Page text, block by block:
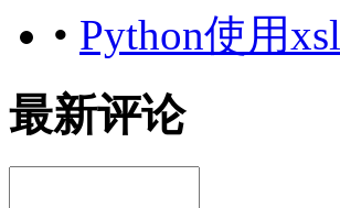
• Python使用
最新评论